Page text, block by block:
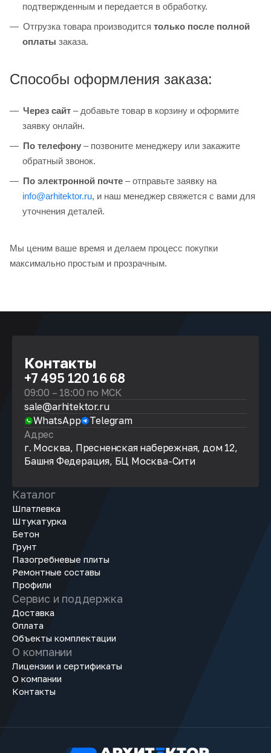
подтвержденным и передается в обработку.
Отгрузка товара производится только после полной
оплаты заказа.
Способы оформления заказа:
Через сайт – добавьте товар в корзину и оформите
заявку онлайн.
По телефону – позвоните менеджеру или закажите
обратный звонок.
По электронной почте – отправьте заявку на
info@arhitektor.ru, и наш менеджер свяжется с вами для
уточнения деталей.
Мы ценим ваше время и делаем процесс покупки
максимально простым и прозрачным.
Контакты
+7 495 120 16 68
09:00 – 18:00 по МСК
sale@arhitektor.ru
WhatsApp
Telegram
Адрес
г. Москва, Пресненская набережная, дом 12,
Башня Федерация, БЦ Москва-Сити
Каталог
Шпатлевка
Штукатурка
Бетон
Грунт
Пазогребневые плиты
Ремонтные составы
Профили
Сервис и поддержка
Доставка
Оплата
Объекты комплектации
О компании
Лицензии и сертификаты
О компании
Контакты